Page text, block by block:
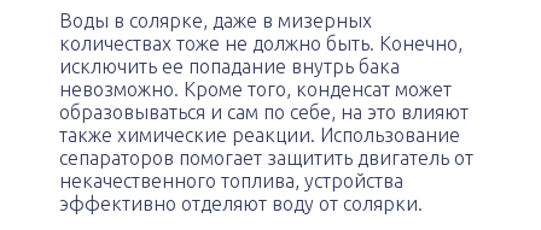
Воды в солярке, даже в мизерных
количествах тоже не должно быть. Конечно,
исключить ее попадание внутрь бака
невозможно. Кроме того, конденсат может
образовываться и сам по себе, на это влияют
также химические реакции. Использование
сепараторов помогает защитить двигатель от
некачественного топлива, устройства
эффективно отделяют воду от солярки.